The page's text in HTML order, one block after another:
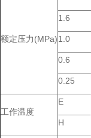
额定压力(MPa)
1.6
1.0
0.6
0.25
工作温度
E
H